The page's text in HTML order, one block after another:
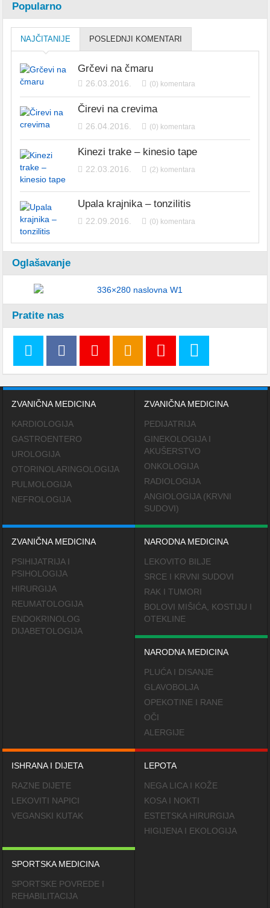
Popularno
NAJČITANIJE POSLEDNJI KOMENTARI
Grčevi na čmaru
26.03.2016. (0) komentara
Čirevi na crevima
26.04.2016. (0) komentara
Kinezi trake – kinesio tape
22.03.2016. (2) komentara
Upala krajnika – tonzilitis
22.09.2016. (0) komentara
Oglašavanje
Pratite nas
ZVANIČNA MEDICINA
KARDIOLOGIJA
GASTROENTERO
UROLOGIJA
OTORINOLARINGOLOGIJA
PULMOLOGIJA
NEFROLOGIJA
ZVANIČNA MEDICINA
PEDIJATRIJA
GINEKOLOGIJA I
AKUŠERSTVO
ONKOLOGIJA
RADIOLOGIJA
ANGIOLOGIJA (KRVNI
SUDOVI)
ZVANIČNA MEDICINA
PSIHIJATRIJA I
PSIHOLOGIJA
HIRURGIJA
REUMATOLOGIJA
ENDOKRINOLOG
DIJABETOLOGIJA
NARODNA MEDICINA
LEKOVITO BILJE
SRCE I KRVNI SUDOVI
RAK I TUMORI
BOLOVI MIŠIĆA, KOSTIJU I
OTEKLINE
NARODNA MEDICINA
PLUĆA I DISANJE
GLAVOBOLJA
OPEKOTINE I RANE
OČI
ALERGIJE
ISHRANA I DIJETA
RAZNE DIJETE
LEKOVITI NAPICI
VEGANSKI KUTAK
LEPOTA
NEGA LICA I KOŽE
KOSA I NOKTI
ESTETSKA HIRURGIJA
HIGIJENA I EKOLOGIJA
SPORTSKA MEDICINA
SPORTSKE POVREDE I
REHABILITACIJA